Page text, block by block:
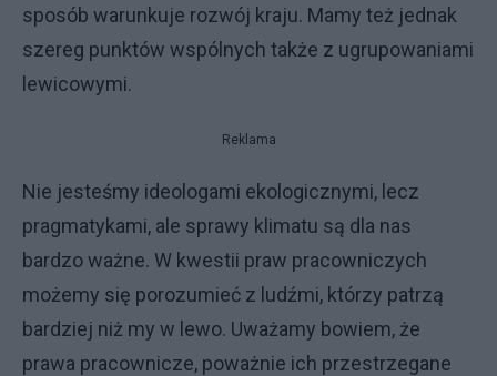
sposób warunkuje rozwój kraju. Mamy też jednak
szereg punktów wspólnych także z ugrupowaniami
lewicowymi.
Reklama
Nie jesteśmy ideologami ekologicznymi, lecz
pragmatykami, ale sprawy klimatu są dla nas
bardzo ważne. W kwestii praw pracowniczych
możemy się porozumieć z ludźmi, którzy patrzą
bardziej niż my w lewo. Uważamy bowiem, że
prawa pracownicze, poważnie ich przestrzegane